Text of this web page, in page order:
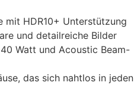
mit HDR10+ Unterstützung
und detailreiche Bilder
Watt und Acoustic Beam-
das sich nahtlos in jeden